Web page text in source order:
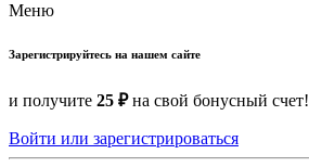
Меню
Зарегистрируйтесь на нашем сайте
и получите 25 ₽на свой бонусный счет!
Войти или зарегистрироваться